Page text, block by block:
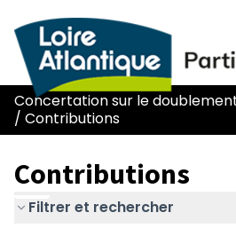
/ Contributions
Contributions
Filtrer et rechercher